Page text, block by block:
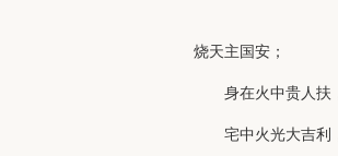
烧天主国安；
身在火中贵人扶
宅中火光大吉利